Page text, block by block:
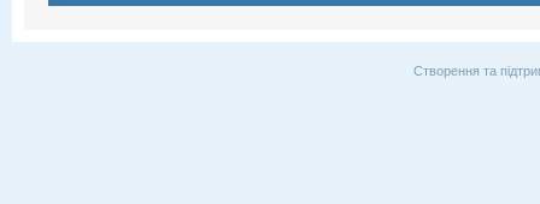
Створення та